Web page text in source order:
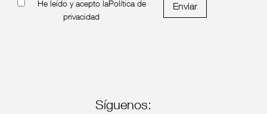
He leído y acepto laPolítica de
privacidad
Enviar
Síguenos: